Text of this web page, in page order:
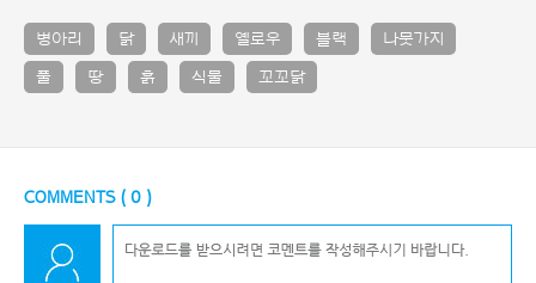
병아리 닭 새끼 옐로우 블랙 나뭇가지
풀 땅 흙 식물 꼬꼬닭
COMMENTS ( 0 )